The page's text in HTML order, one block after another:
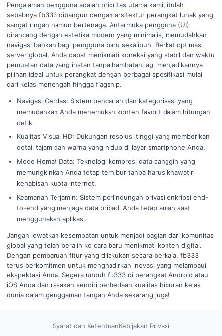
Pengalaman pengguna adalah prioritas utama kami, itulah
sebabnya fb333 dibangun dengan arsitektur perangkat lunak yang
sangat ringan namun bertenaga. Antarmuka pengguna (UI)
dirancang dengan estetika modern yang minimalis, memudahkan
navigasi bahkan bagi pengguna baru sekalipun. Berkat optimasi
server global, Anda dapat menikmati koneksi yang stabil dan waktu
pemuatan data yang instan tanpa hambatan lag, menjadikannya
pilihan ideal untuk perangkat dengan berbagai spesifikasi mulai
dari kelas menengah hingga flagship.
Navigasi Cerdas: Sistem pencarian dan kategorisasi yang
memudahkan Anda menemukan konten favorit dalam hitungan
detik.
Kualitas Visual HD: Dukungan resolusi tinggi yang memberikan
detail tajam dan warna yang hidup di layar smartphone Anda.
Mode Hemat Data: Teknologi kompresi data canggih yang
memungkinkan Anda tetap terhibur tanpa harus khawatir
kehabisan kuota internet.
Keamanan Terjamin: Sistem perlindungan privasi enkripsi end-
to-end yang menjaga data pribadi Anda tetap aman saat
menggunakan aplikasi.
Jangan lewatkan kesempatan untuk menjadi bagian dari komunitas
global yang telah beralih ke cara baru menikmati konten digital.
Dengan pembaruan fitur yang dilakukan secara berkala, fb333
terus berkomitmen untuk menghadirkan inovasi yang melampaui
ekspektasi Anda. Segera unduh fb333 di perangkat Android atau
iOS Anda dan rasakan sendiri perbedaan kualitas hiburan kelas
dunia dalam genggaman tangan Anda sekarang juga!
Syarat dan KetentuanKebijakan Privasi